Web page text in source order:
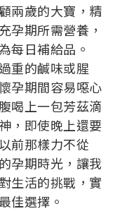
兩歲的大寶，精
孕期所需營養，
每日補給品。
重的鹹味或腥
孕期間容易噁心
喝上一包芳茲滴
，即使晚上還要
前那樣力不從
孕期時光，讓我
生活的挑戰，實
佳選擇。